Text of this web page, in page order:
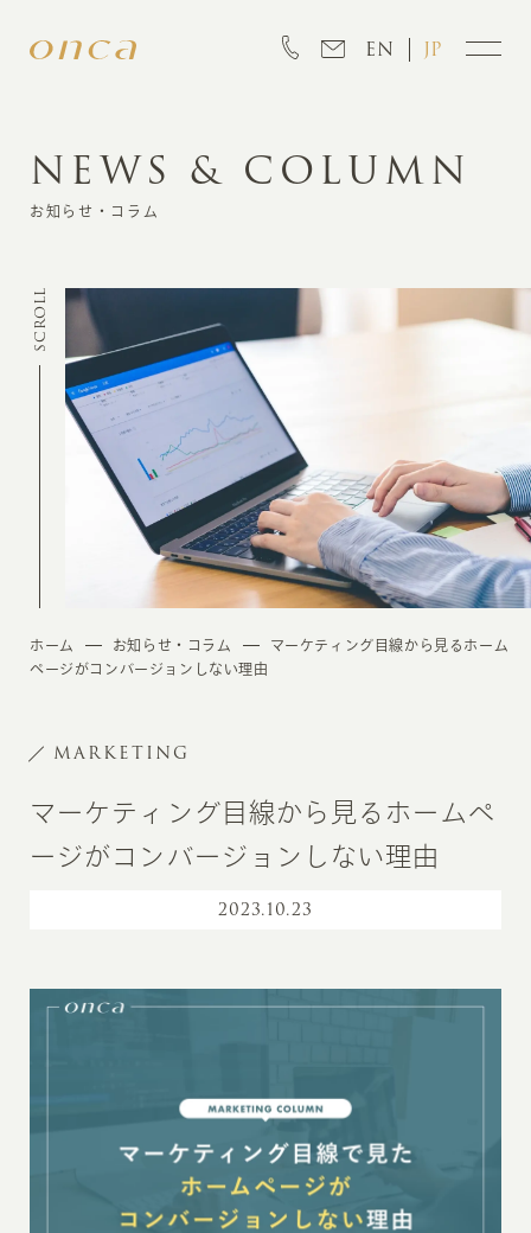
EN JP
INFORMATION
CREATION
MARKETING
NEWS & COLUMN
お知らせ・コラム
SCROLL
ホーム お知らせ・コラム
マーケティング目線から見るホーム
ページがコンバージョンしない理由
MARKETING
マーケティング目線から見るホームペ
ージがコンバージョンしない理由
2023.10.23